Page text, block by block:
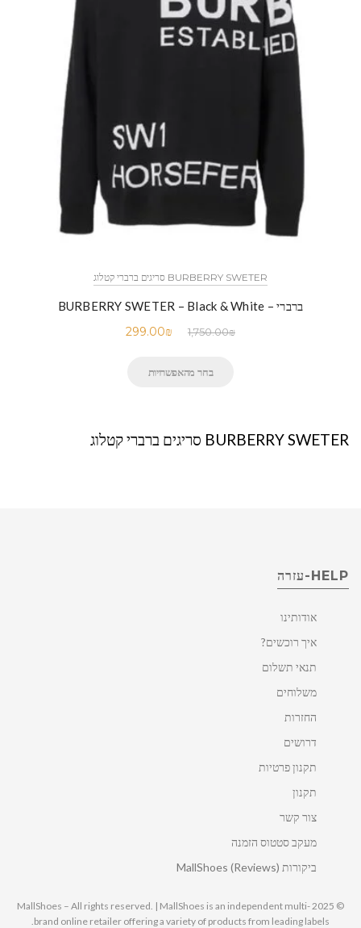
BURBERRY SWETER סריגים ברברי קטלוג
ברברי – BURBERRY SWETER – Black & White
1,750.00₪
299.00₪
בחר מהאפשרויות
BURBERRY SWETER סריגים ברברי קטלוג
HELP-עזרה
אודותינו
איך רוכשים?
תנאי תשלום
משלוחים
החזרות
דרושים
תקנון פרטיות
תקנון
צור קשר
מעקב סטטוס הזמנה
ביקורות MallShoes (Reviews)
© 2025 MallShoes – All rights reserved. | MallShoes is an independent multi-
brand online retailer offering a variety of products from leading labels.